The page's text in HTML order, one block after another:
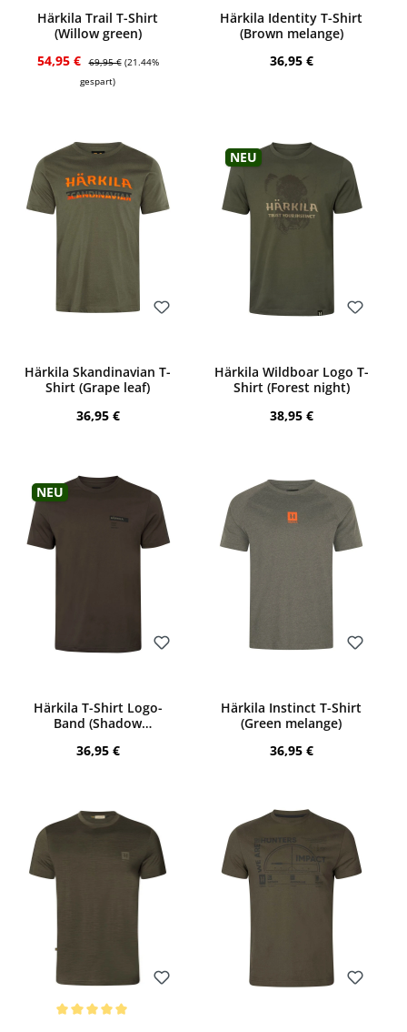
Härkila Trail T-Shirt
(Willow green)
Verkaufspreis:
54,95 € Regulärer Preis:
69,95 € (21.44%
gespart)
Härkila Identity T-Shirt
(Brown melange)
Regulärer Preis:
36,95 €
Härkila Skandinavian T-
Shirt (Grape leaf)
Regulärer Preis:
36,95 €
Neu
Härkila Wildboar Logo T-
Shirt (Forest night)
Regulärer Preis:
38,95 €
Neu
Härkila T-Shirt Logo-
Band (Shadow
Regulärer Preis:
36,95 €
Härkila Instinct T-Shirt
(Green melange)
Regulärer Preis:
36,95 €
Bewerten